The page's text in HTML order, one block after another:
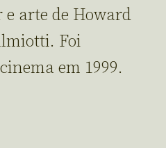
arte de Howard
Foi
em 1999.